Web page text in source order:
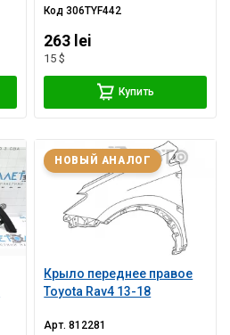
Код306TYF442
263 lei
15 $
Купить
Крыло переднее правое
Toyota Rav4 13-18
НОВЫЙ АНАЛОГ
Арт.812281